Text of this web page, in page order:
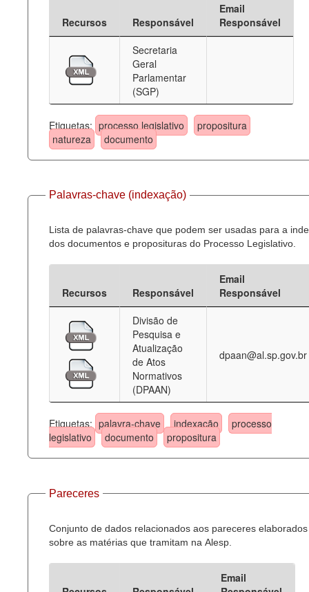
Recursos Responsável
Email
Responsável
Secretaria
Geral
Parlamentar
(SGP)
Etiquetas: processo legislativo
propositura
natureza
documento
Palavras-chave (indexação)
Lista de palavras-chave que podem ser usadas para a
dos documentos e proposituras do Processo Legislativo.
Recursos Responsável
Email
Responsável
Divisão de
Pesquisa e
Atualização
de Atos
Normativos
(DPAAN)
dpaan@al.sp.gov.br
Etiquetas: palavra-chave indexação
processo
legislativo
documento propositura
Pareceres
Conjunto de dados relacionados aos pareceres elaborados
sobre as matérias que tramitam na Alesp.
Email